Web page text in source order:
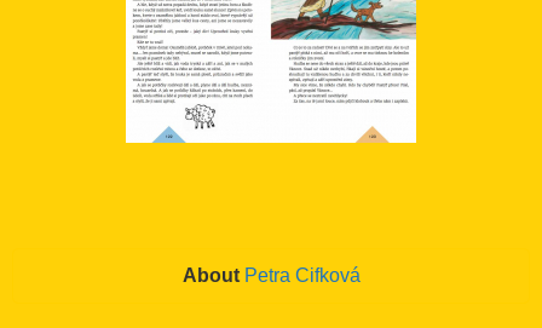
About Petra Cifková